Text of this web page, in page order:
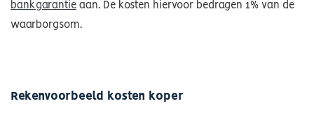
bankgarantie aan. De kosten hiervoor bedragen 1% van de
waarborgsom.
Rekenvoorbeeld kosten koper